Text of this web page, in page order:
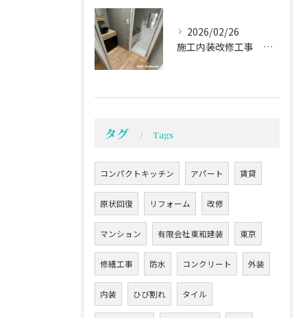
2026/02/26
施工内装改修工事 施工事例02
タグ Tags
コンパクトキッチン アパート 賃貸
原状回復 リフォーム 改修
マンション 有限会社東和建装 東京
修繕工事 防水 コンクリート 外装
内装 ひび割れ タイル